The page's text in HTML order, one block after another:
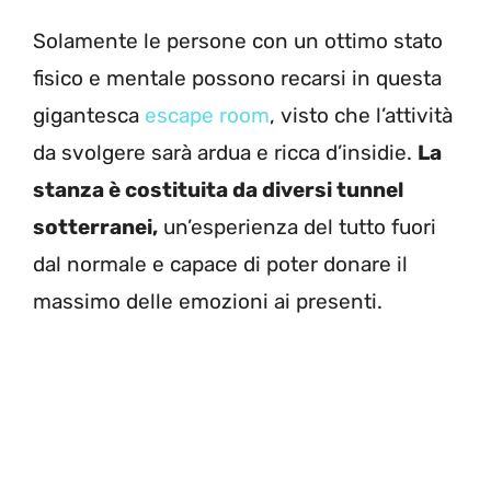
Solamente le persone con un ottimo stato
fisico e mentale possono recarsi in questa
gigantesca escape room, visto che l’attività
da svolgere sarà ardua e ricca d’insidie. La
stanza è costituita da diversi tunnel
sotterranei, un’esperienza del tutto fuori
dal normale e capace di poter donare il
massimo delle emozioni ai presenti.